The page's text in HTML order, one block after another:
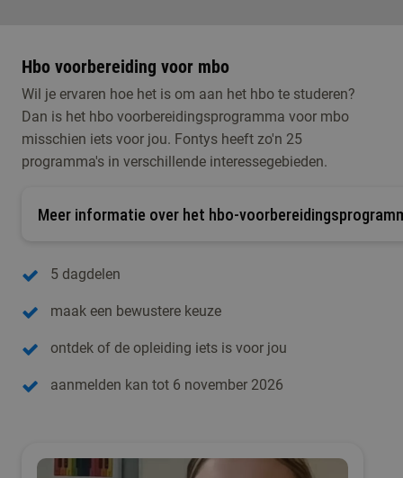
Hbo voorbereiding voor mbo
Wil je ervaren hoe het is om aan het hbo te studeren?
Dan is het hbo voorbereidingsprogramma voor mbo
misschien iets voor jou. Fontys heeft zo'n 25
programma's in verschillende interessegebieden.
Meer informatie over het hbo-
5 dagdelen
maak een bewustere keuze
ontdek of de opleiding iets is voor jou
aanmelden kan tot 6 november 2026